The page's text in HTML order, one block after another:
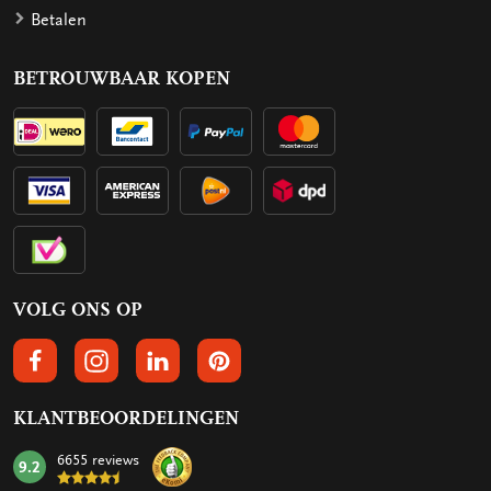
Betalen
BETROUWBAAR KOPEN
VOLG ONS OP
VOLGS ONS OP FACEBOOK
VOLG ONS OP INSTAGRAM
VOLG ONS OP LINKEDIN
VOLG ONS OP PINTEREST
KLANTBEOORDELINGEN
mark:
9.2 6655 reviews